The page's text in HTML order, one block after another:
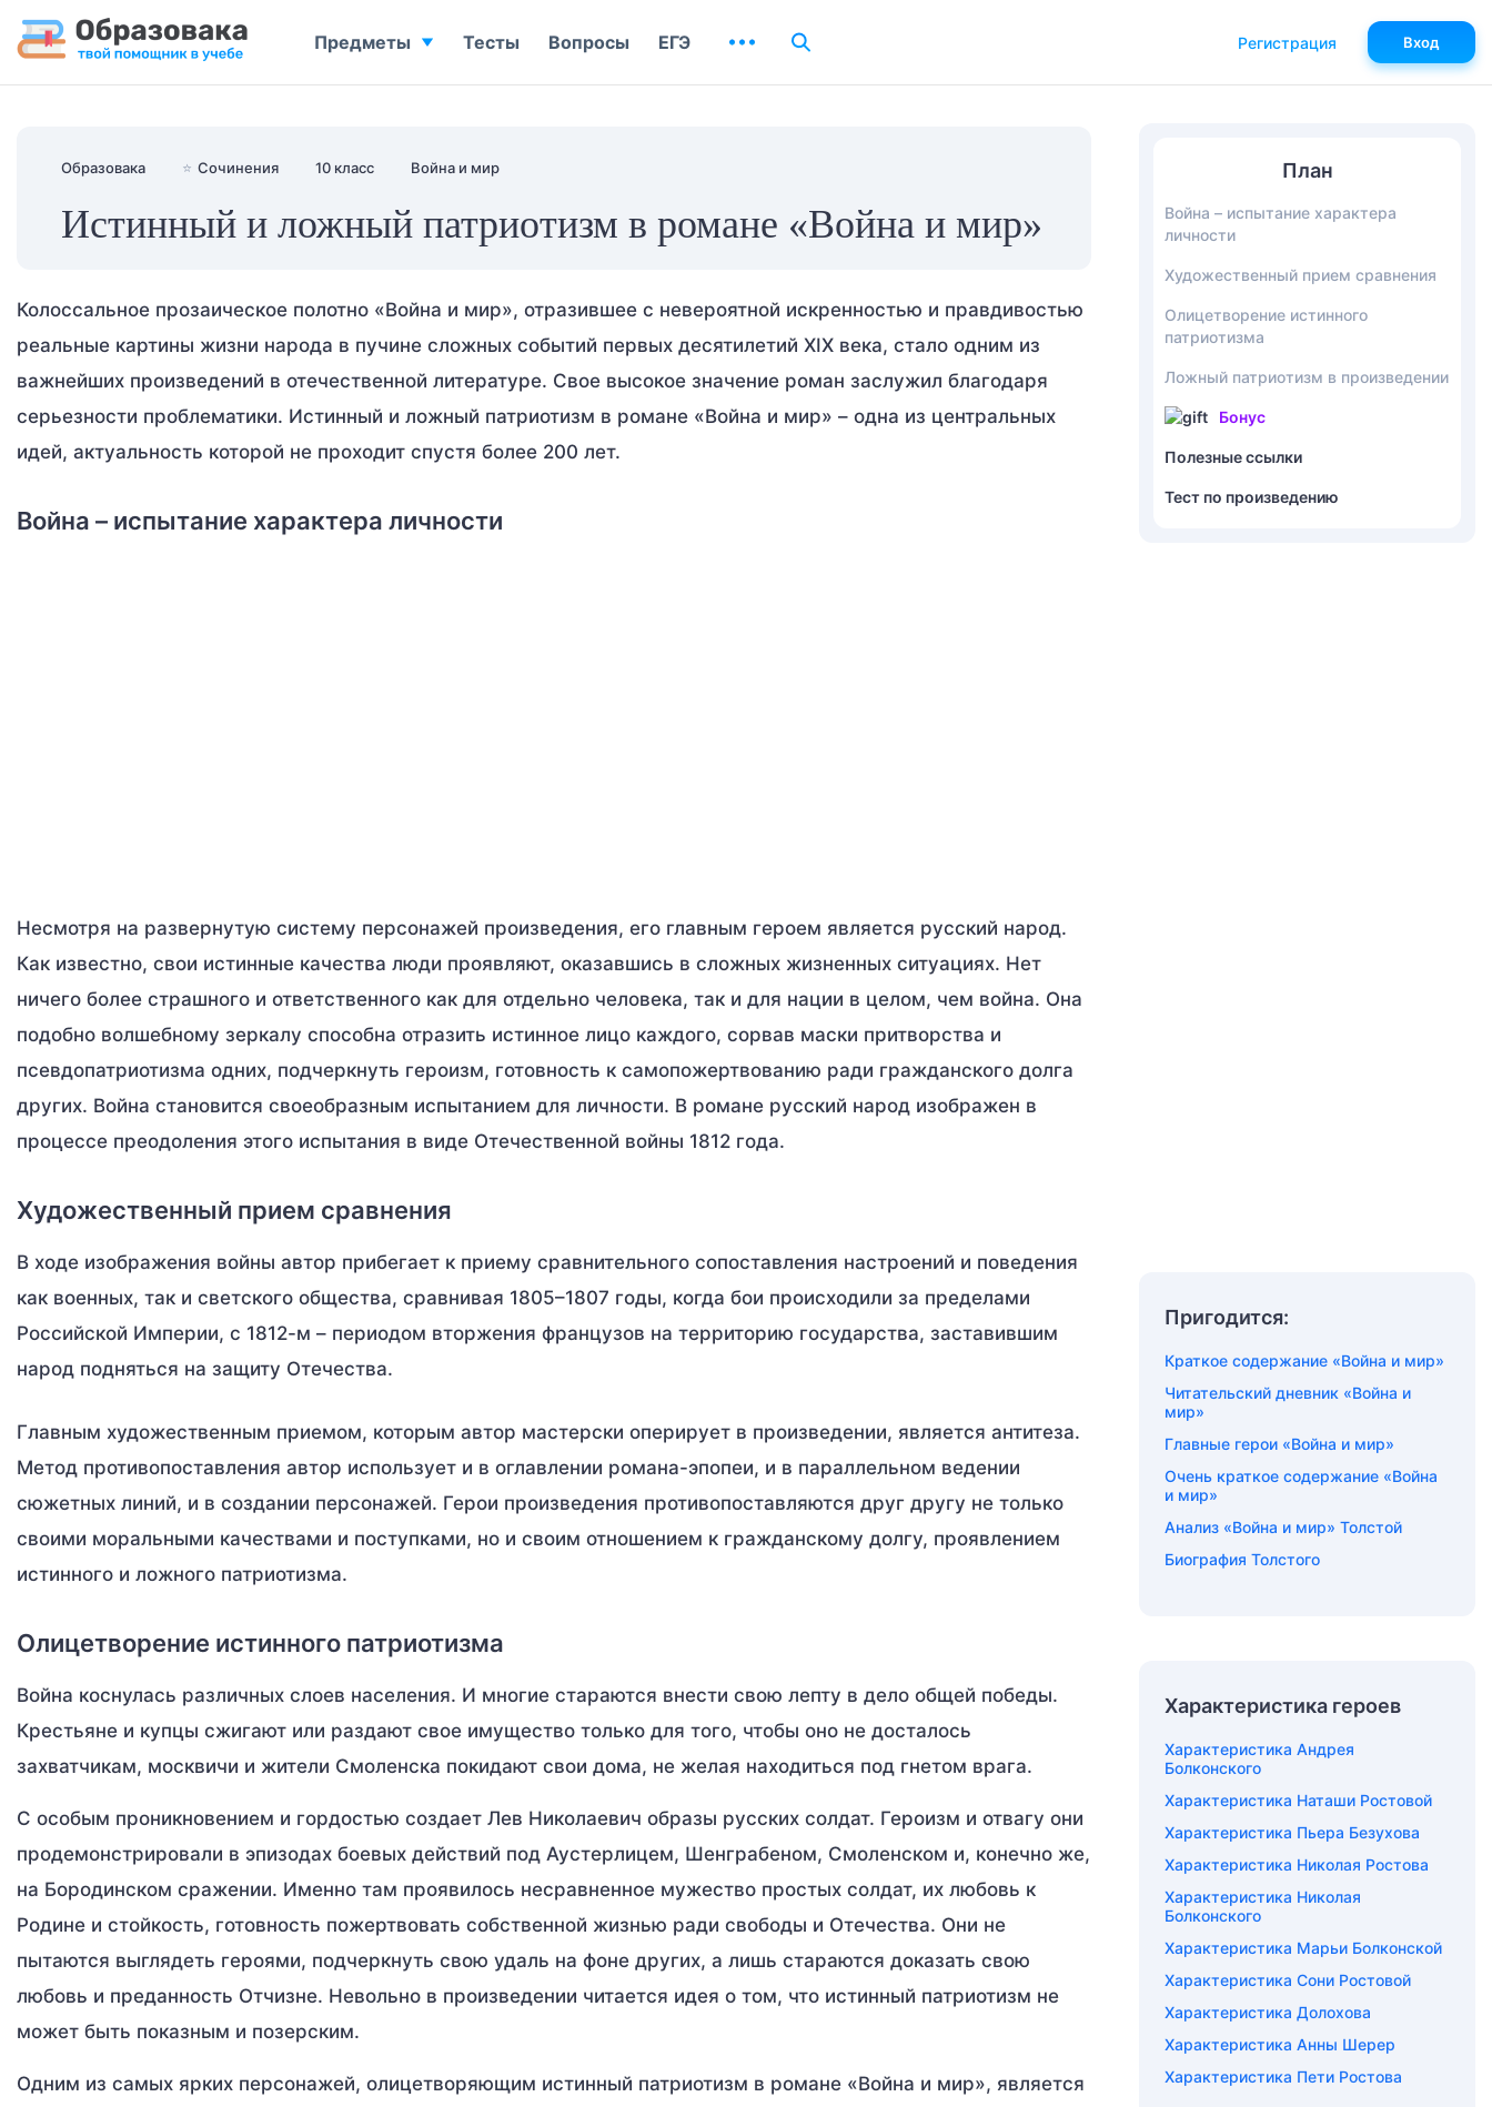
Образовака ⭐ Сочинения 10 класс Война и мир
Истинный и ложный патриотизм в романе «Война и мир»
Колоссальное прозаическое полотно «Война и мир», отразившее с невероятной искренностью и правдивостью
реальные картины жизни народа в пучине сложных событий первых десятилетий XIX века, стало одним из
важнейших произведений в отечественной литературе. Свое высокое значение роман заслужил благодаря
серьезности проблематики. Истинный и ложный патриотизм в романе «Война и мир» – одна из центральных
идей, актуальность которой не проходит спустя более 200 лет.
Война – испытание характера личности
Несмотря на развернутую систему персонажей произведения, его главным героем является русский народ.
Как известно, свои истинные качества люди проявляют, оказавшись в сложных жизненных ситуациях. Нет
ничего более страшного и ответственного как для отдельно человека, так и для нации в целом, чем война. Она
подобно волшебному зеркалу способна отразить истинное лицо каждого, сорвав маски притворства и
псевдопатриотизма одних, подчеркнуть героизм, готовность к самопожертвованию ради гражданского долга
других. Война становится своеобразным испытанием для личности. В романе русский народ изображен в
процессе преодоления этого испытания в виде Отечественной войны 1812 года.
Художественный прием сравнения
В ходе изображения войны автор прибегает к приему сравнительного сопоставления настроений и поведения
как военных, так и светского общества, сравнивая 1805–1807 годы, когда бои происходили за пределами
Российской Империи, с 1812-м – периодом вторжения французов на территорию государства, заставившим
народ подняться на защиту Отечества.
Главным художественным приемом, которым автор мастерски оперирует в произведении, является антитеза.
Метод противопоставления автор использует и в оглавлении романа-эпопеи, и в параллельном ведении
сюжетных линий, и в создании персонажей. Герои произведения противопоставляются друг другу не только
своими моральными качествами и поступками, но и своим отношением к гражданскому долгу, проявлением
истинного и ложного патриотизма.
Олицетворение истинного патриотизма
Война коснулась различных слоев населения. И многие стараются внести свою лепту в дело общей победы.
Крестьяне и купцы сжигают или раздают свое имущество только для того, чтобы оно не досталось
захватчикам, москвичи и жители Смоленска покидают свои дома, не желая находиться под гнетом врага.
С особым проникновением и гордостью создает Лев Николаевич образы русских солдат. Героизм и отвагу они
продемонстрировали в эпизодах боевых действий под Аустерлицем, Шенграбеном, Смоленском и, конечно же,
на Бородинском сражении. Именно там проявилось несравненное мужество простых солдат, их любовь к
Родине и стойкость, готовность пожертвовать собственной жизнью ради свободы и Отечества. Они не
пытаются выглядеть героями, подчеркнуть свою удаль на фоне других, а лишь стараются доказать свою
любовь и преданность Отчизне. Невольно в произведении читается идея о том, что истинный патриотизм не
может быть показным и позерским.
Одним из самых ярких персонажей, олицетворяющим истинный патриотизм в романе «Война и мир», является
План
Война – испытание характера
личности
Художественный прием сравнения
Олицетворение истинного
патриотизма
Ложный патриотизм в произведении
Бонус
Полезные ссылки
Тест по произведению
Пригодится:
Краткое содержание «Война и мир»
Читательский дневник «Война и
мир»
Главные герои «Война и мир»
Очень краткое содержание «Война
и мир»
Анализ «Война и мир» Толстой
Биография Толстого
Характеристика героев
Характеристика Андрея
Болконского
Характеристика Наташи Ростовой
Характеристика Пьера Безухова
Характеристика Николая Ростова
Характеристика Николая
Болконского
Характеристика Марьи Болконской
Характеристика Сони Ростовой
Характеристика Долохова
Характеристика Анны Шерер
Характеристика Пети Ростова
Предметы Тесты Вопросы ЕГЭ Регистрация Вход